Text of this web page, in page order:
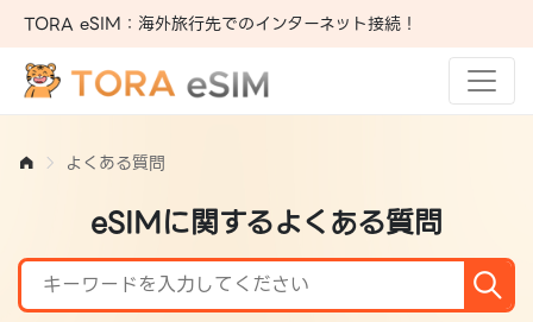
TORA eSIM：海外旅行先でのインターネット接続！
よくある質問
eSIMに関するよくある質問